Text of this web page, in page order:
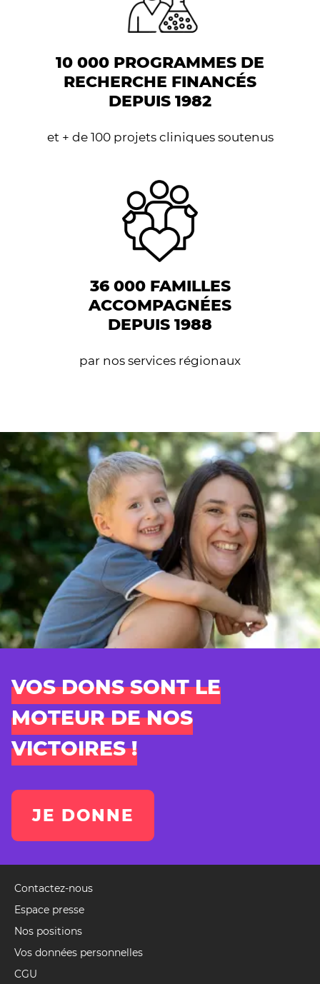
10 000 PROGRAMMES DE
RECHERCHE FINANCÉS
DEPUIS 1982
et + de 100 projets cliniques soutenus
36 000 FAMILLES
ACCOMPAGNÉES
DEPUIS 1988
par nos services régionaux
VOS DONS SONT LE
MOTEUR DE NOS
VICTOIRES !
JE DONNE
Pied
de
(Event)
Contactez-nous
Espace presse
Nos positions
Vos données personnelles
CGU